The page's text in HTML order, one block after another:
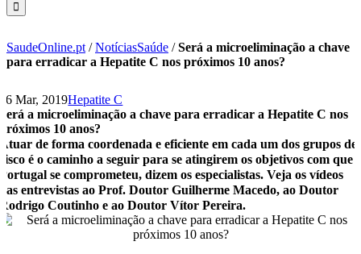
SaudeOnline.pt /NotíciasSaúde /Será a microeliminação a chave
para erradicar a Hepatite C nos próximos 10 anos?
26 Mar, 2019Hepatite C
Será a microeliminação a chave para erradicar a Hepatite C nos
próximos 10 anos?
Atuar de forma coordenada e eficiente em cada um dos grupos de
risco é o caminho a seguir para se atingirem os objetivos com que
Portugal se comprometeu, dizem os especialistas. Veja os vídeos
das entrevistas ao Prof. Doutor Guilherme Macedo, ao Doutor
Rodrigo Coutinho e ao Doutor Vítor Pereira.